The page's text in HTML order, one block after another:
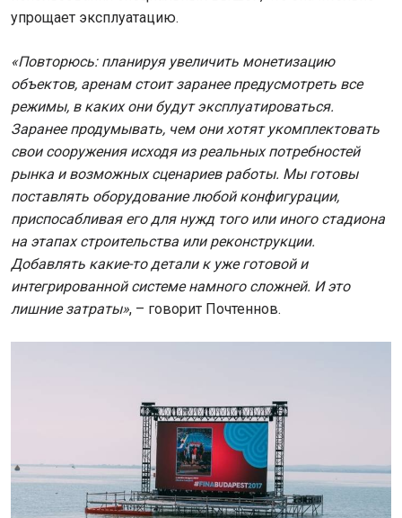
упрощает эксплуатацию.
«Повторюсь: планируя увеличить монетизацию
объектов, аренам стоит заранее предусмотреть все
режимы, в каких они будут эксплуатироваться.
Заранее продумывать, чем они хотят укомплектовать
свои сооружения исходя из реальных потребностей
рынка и возможных сценариев работы. Мы готовы
поставлять оборудование любой конфигурации,
приспосабливая его для нужд того или иного стадиона
на этапах строительства или реконструкции.
Добавлять какие-то детали к уже готовой и
интегрированной системе намного сложней. И это
лишние затраты», – говорит Почтеннов.